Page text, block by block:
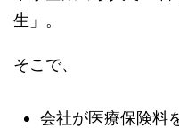
生」。
そこで、
会社が医療保険料